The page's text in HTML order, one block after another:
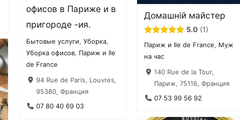
офисов в Париже и в
пригороде -ия.
Бытовые услуги,Уборка,
Уборка офисов, Париж и Ile
de France
94 Rue de Paris, Louvres,
95380, Франция
07 80 40 69 03
Домашній майстер
5.0 1
Париж и Ile de France, Муж
на час
140 Rue de la Tour,
Париж, 75116, Франция
07 53 99 56 92